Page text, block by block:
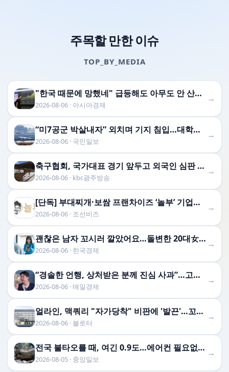
주목할 만한 이슈
TOP_BY_MEDIA
"한국 때문에 망했네" 급등해도 아무도 안 산다…코스피 따라 출렁이는 日증시
2026-08-06 · 아시아경제
→
“미7공군 박살내자” 외치며 기지 침입…대학생진보연합 3명 구속
2026-08-06 · 국민일보
→
축구협회, 국가대표 경기 앞두고 외국인 심판 성접대 '파문'
2026-08-06 · kbc광주방송
→
[단독] 부대찌개·보쌈 프랜차이즈 ‘놀부’ 기업회생 신청
2026-08-06 · 조선비즈
→
괜찮은 남자 꼬시러 깔았어요…돌변한 20대女, 알고 보니 [매칭의 기술(上)]
2026-08-06 · 한국경제
→
“경솔한 언행, 상처받은 분께 진심 사과”…고개 숙인 신동엽, 무슨일이
2026-08-06 · 매일경제
→
얼라인, 맥쿼리 "자가당착" 비판에 '발끈'…꼬리 무는 반박전
2026-08-06 · 블로터
→
전국 불타오를 때, 여긴 0.9도…에어컨 필요없는 韓 이색 피서지
2026-08-05 · 중앙일보
→